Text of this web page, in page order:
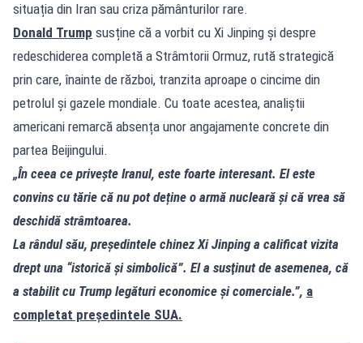
situația din Iran sau criza pământurilor rare.
Donald Trump susține că a vorbit cu Xi Jinping și despre
redeschiderea completă a Strâmtorii Ormuz, rută strategică
prin care, înainte de război, tranzita aproape o cincime din
petrolul și gazele mondiale. Cu toate acestea, analiștii
americani remarcă absența unor angajamente concrete din
partea Beijingului.
„În ceea ce privește Iranul, este foarte interesant. El este
convins cu tărie că nu pot deține o armă nucleară și că vrea să
deschidă strâmtoarea.
La rândul său, preşedintele chinez Xi Jinping a calificat vizita
drept una “istorică şi simbolică”. El a susţinut de asemenea, că
a stabilit cu Trump legături economice şi comerciale.”, a
completat președintele SUA.